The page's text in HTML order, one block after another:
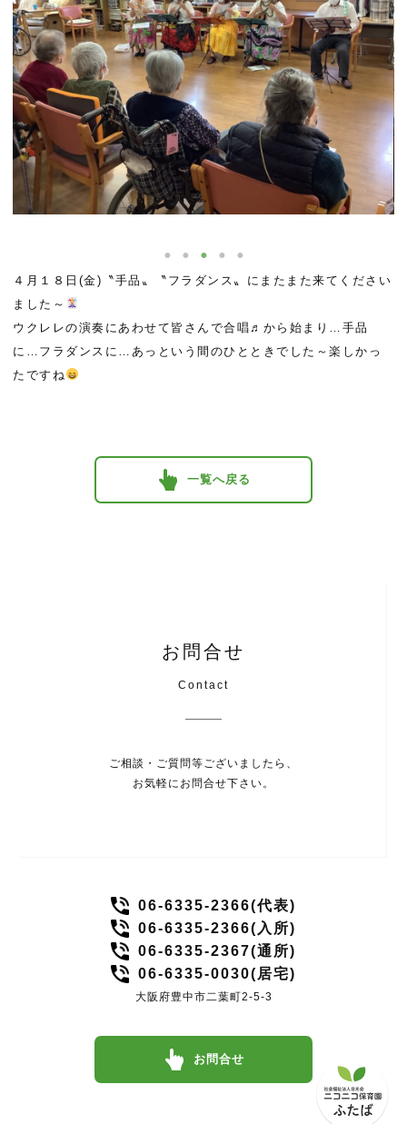
４月１８日(金)〝手品〟〝フラダンス〟にまたまた来てください
ました～
ウクレレの演奏にあわせて皆さんで合唱♬から始まり…手品
に…フラダンスに…あっという間のひとときでした～楽しかっ
たですね
一覧へ戻る
お問合せ
Contact
ご相談・ご質問等ございましたら、
お気軽にお問合せ下さい。
06-6335-2366(代表)
06-6335-2366(入所)
06-6335-2367(通所)
06-6335-0030(居宅)
大阪府豊中市二葉町2-5-3
お問合せ